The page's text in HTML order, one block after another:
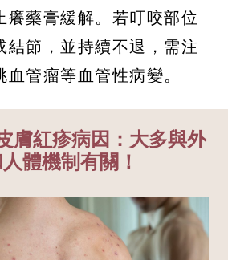
癢藥膏緩解。若叮咬部位
結節，並持續不退，需注
管瘤等血管性病變。
膚紅疹病因：大多與外
體機制有關！